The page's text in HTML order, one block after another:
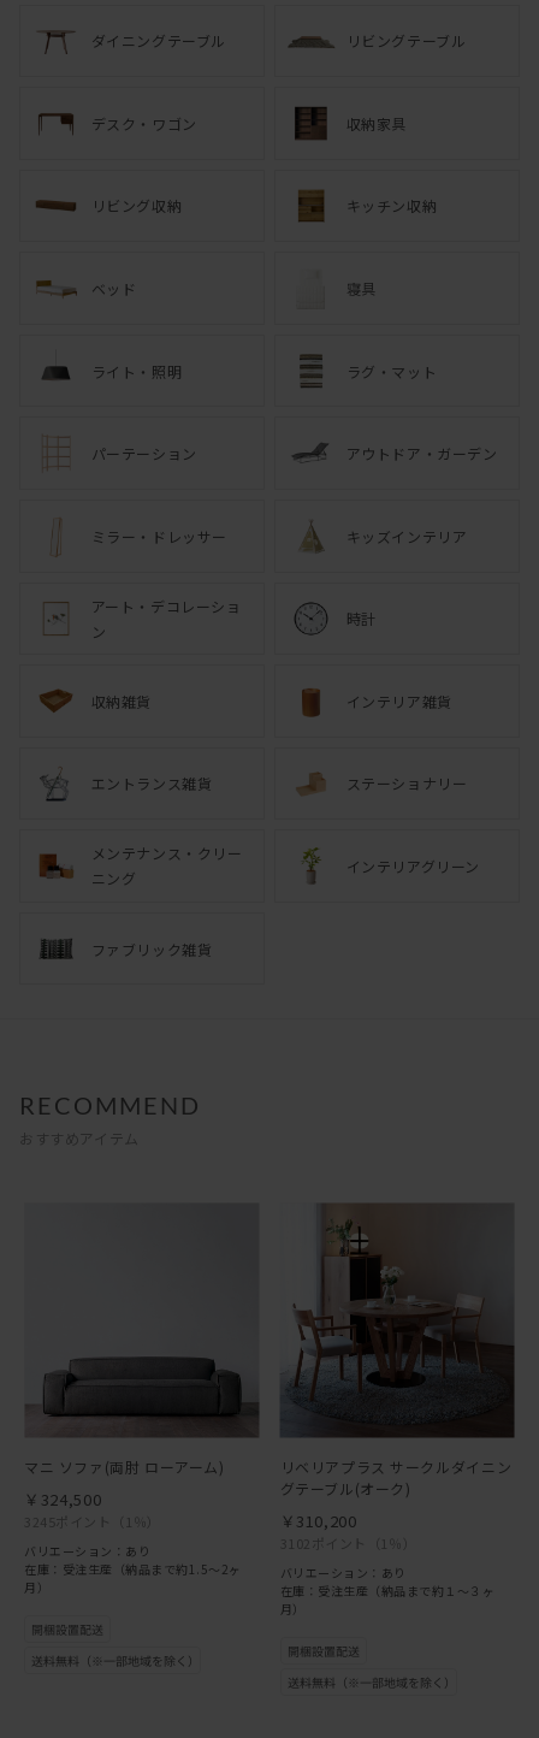
ダイニングテーブル リビングテーブル
デスク・ワゴン 収納家具
リビング収納 キッチン収納
ベッド 寝具
ライト・照明 ラグ・マット
パーテーション アウトドア・ガーデン
ミラー・ドレッサー キッズインテリア
アート・デコレーショ
ン
時計
収納雑貨 インテリア雑貨
エントランス雑貨 ステーショナリー
メンテナンス・クリー
ニング
インテリアグリーン
ファブリック雑貨
RECOMMEND
おすすめアイテム
マニ ソファ(両肘 ローアーム)
3245ポイント （1％）
￥324,500
バリエーション：あり
在庫：受注生産（納品まで約1.5～2ヶ
月）
リベリアプラス サークルダイニン
グテーブル(オーク)
3102ポイント （1％）
￥310,200
バリエーション：あり
在庫：受注生産（納品まで約１～３ヶ
月）